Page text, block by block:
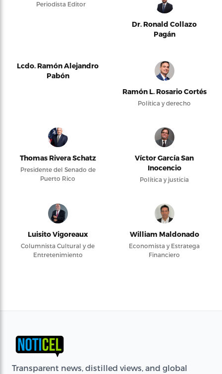
Periodista Editor
Dr. Ronald Collazo
Pagán
Lcdo. Ramón Alejandro
Pabón
Ramón L. Rosario Cortés
Política y derecho
Thomas Rivera Schatz
Presidente del Senado de
Puerto Rico
Víctor García San
Inocencio
Política y justicia
Luisito Vigoreaux
Columnista Cultural y de
Entretenimiento
William Maldonado
Economista y Estratega
Financiero
Transparent news, distilled views, and global